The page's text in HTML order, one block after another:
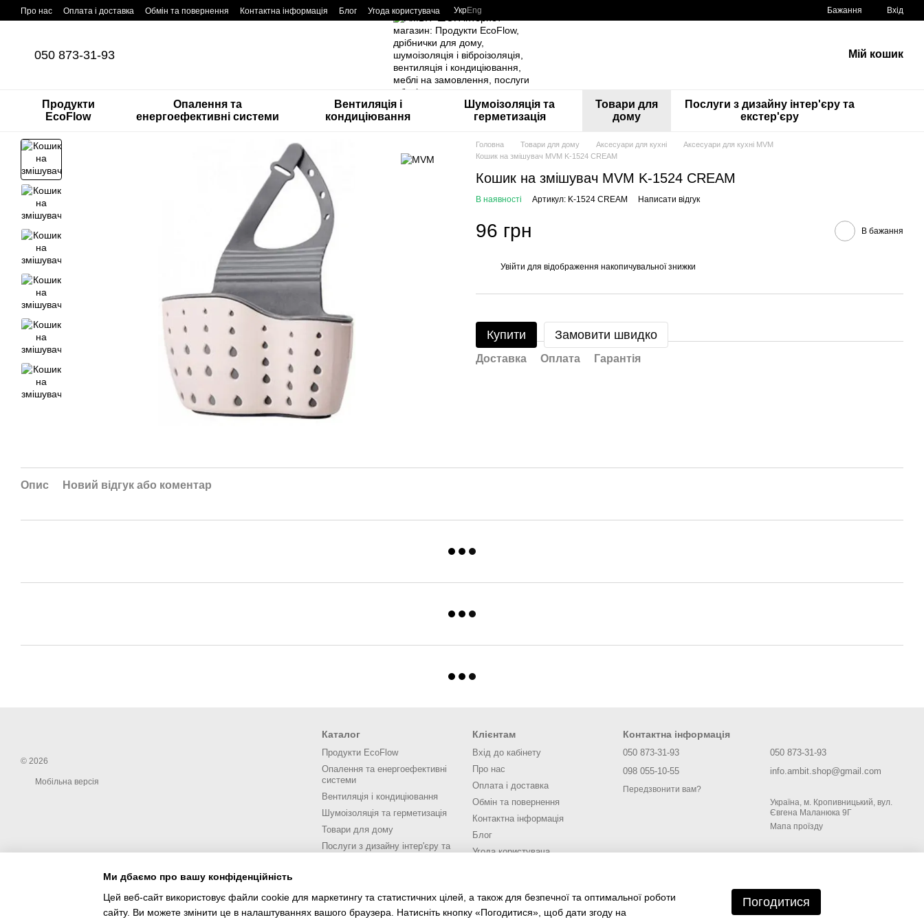
Перейти до основного контенту
Про нас Оплата і доставка Обмін та повернення Контактна інформація Блог Угода користувача УкрEng Бажання Вхід
050 873-31-93 Мій кошик
Продукти
EcoFlow
Опалення та
енергоефективні системи
Вентиляція і
кондиціювання
Шумоізоляція та
герметизація
Товари для
дому
Послуги з дизайну інтер'єру та
екстер'єру
Головна Товари для дому Аксесуари для кухні
Аксесуари для кухні MVM
Кошик на змішувач MVM K-1524 CREAM
Кошик на змішувач MVM K-1524 CREAM
В наявності Артикул: K-1524 CREAM Написати відгук
96 грн В бажання
Увійти для відображення накопичувальної знижки
Купити Замовити швидко
Доставка Оплата Гарантія
Опис Новий відгук або коментар
© 2026
Мобільна версія
Каталог
Продукти EcoFlow
Опалення та енергоефективні
системи
Вентиляція і кондиціювання
Шумоізоляція та герметизація
Товари для дому
Послуги з дизайну інтер'єру та
Клієнтам
Вхід до кабінету
Про нас
Оплата і доставка
Обмін та повернення
Контактна інформація
Блог
Угода користувача
Контактна інформація
050 873-31-93
098 055-10-55
Передзвонити вам?
050 873-31-93
info.ambit.shop@gmail.com
Україна, м. Кропивницький, вул.
Євгена Маланюка 9Г
Мапа проїзду
Ми дбаємо про вашу конфіденційність
Цей веб-сайт використовує файли cookie для маркетингу та статистичних цілей, а також для безпечної та оптимальної роботи
сайту. Ви можете змінити це в налаштуваннях вашого браузера. Натисніть кнопку «Погодитися», щоб дати згоду на
Погодитися